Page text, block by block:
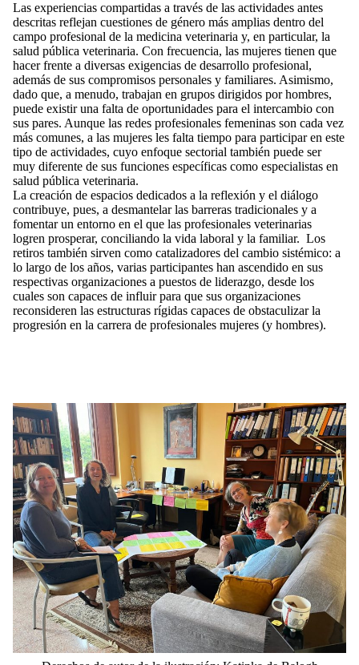
Las experiencias compartidas a través de las actividades antes
descritas reflejan cuestiones de género más amplias dentro del
campo profesional de la medicina veterinaria y, en particular, la
salud pública veterinaria. Con frecuencia, las mujeres tienen que
hacer frente a diversas exigencias de desarrollo profesional,
además de sus compromisos personales y familiares. Asimismo,
dado que, a menudo, trabajan en grupos dirigidos por hombres,
puede existir una falta de oportunidades para el intercambio con
sus pares. Aunque las redes profesionales femeninas son cada vez
más comunes, a las mujeres les falta tiempo para participar en este
tipo de actividades, cuyo enfoque sectorial también puede ser
muy diferente de sus funciones específicas como especialistas en
salud pública veterinaria.
La creación de espacios dedicados a la reflexión y el diálogo
contribuye, pues, a desmantelar las barreras tradicionales y a
fomentar un entorno en el que las profesionales veterinarias
logren prosperar, conciliando la vida laboral y la familiar. Los
retiros también sirven como catalizadores del cambio sistémico: a
lo largo de los años, varias participantes han ascendido en sus
respectivas organizaciones a puestos de liderazgo, desde los
cuales son capaces de influir para que sus organizaciones
reconsideren las estructuras rígidas capaces de obstaculizar la
progresión en la carrera de profesionales mujeres (y hombres).